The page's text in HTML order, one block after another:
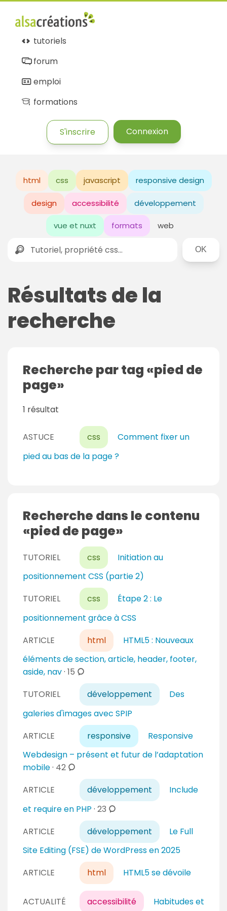
tutoriels
forum
emploi
formations
S'inscrire Connexion
html css javascript responsive design
design accessibilité développement
vue et nuxt formats web
Rechercher
Résultats de la
recherche
Recherche par tag
pied de
page
1 résultat
ASTUCE css
Comment fixer un
pied au bas de la page ?
Recherche dans le contenu
pied de page
TUTORIEL css
Initiation au
positionnement CSS (partie 2)
TUTORIEL
css
Étape 2 : Le
positionnement grâce à CSS
ARTICLE
html
HTML5 : Nouveaux
éléments de section, article, header, footer,
aside, nav· 15 c
m
e
a
s
TUTORIEL développement
Des
galeries d'images avec SPIP
ARTICLE
responsive
Responsive
Webdesign – présent et futur de l’adaptation
mobile· 42c
m
a
ARTICLE développement
Include
et require en PHP · 23 c
o
m
m
e
t
a
ARTICLE développement
Le Full
Site Editing (FSE) de WordPress en 2025
ARTICLE
html HTML5 se dévoile
ACTUALITÉ accessibilité Habitudes et